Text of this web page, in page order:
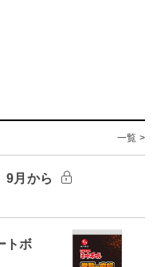
一覧 >
9月から
トボ